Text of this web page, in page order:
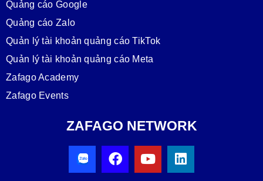
Quảng cáo Google
Quảng cáo Zalo
Quản lý tài khoản quảng cáo TikTok
Quản lý tài khoản quảng cáo Meta
Zafago Academy
Zafago Events
ZAFAGO NETWORK